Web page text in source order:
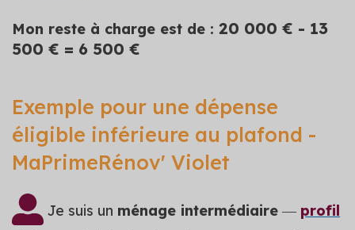
Mon reste à charge est de : 20 000 € - 13
500 € = 6 500 €
Exemple pour une dépense
éligible inférieure au plafond -
MaPrimeRénov' Violet
Je suis un ménage intermédiaire ― profil